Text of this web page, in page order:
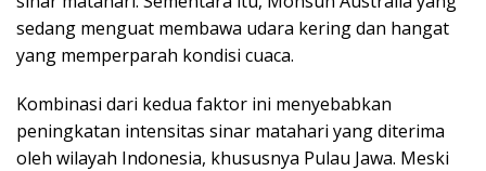
sedang menguat membawa udara kering dan hangat
yang memperparah kondisi cuaca.
Kombinasi dari kedua faktor ini menyebabkan
peningkatan intensitas sinar matahari yang diterima
oleh wilayah Indonesia, khususnya Pulau Jawa. Meski